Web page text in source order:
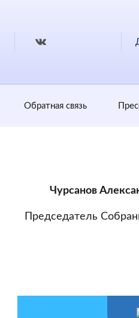
Обратная cвязь
Чурсанов
Председатель